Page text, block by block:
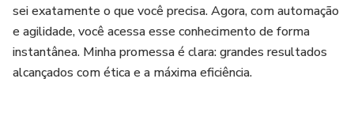
sei exatamente o que você precisa. Agora, com automação
e agilidade, você acessa esse conhecimento de forma
instantânea. Minha promessa é clara: grandes resultados
alcançados com ética e a máxima eficiência.